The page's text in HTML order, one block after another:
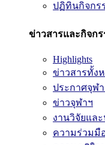
ปฏิทินกิจกร
ข่าวสารและกิจกร
Highlights
ข่าวสารทั้ง
ประกาศจุฬ
ข่าวจุฬาฯ
งานวิจัยแล
ความร่วมมื